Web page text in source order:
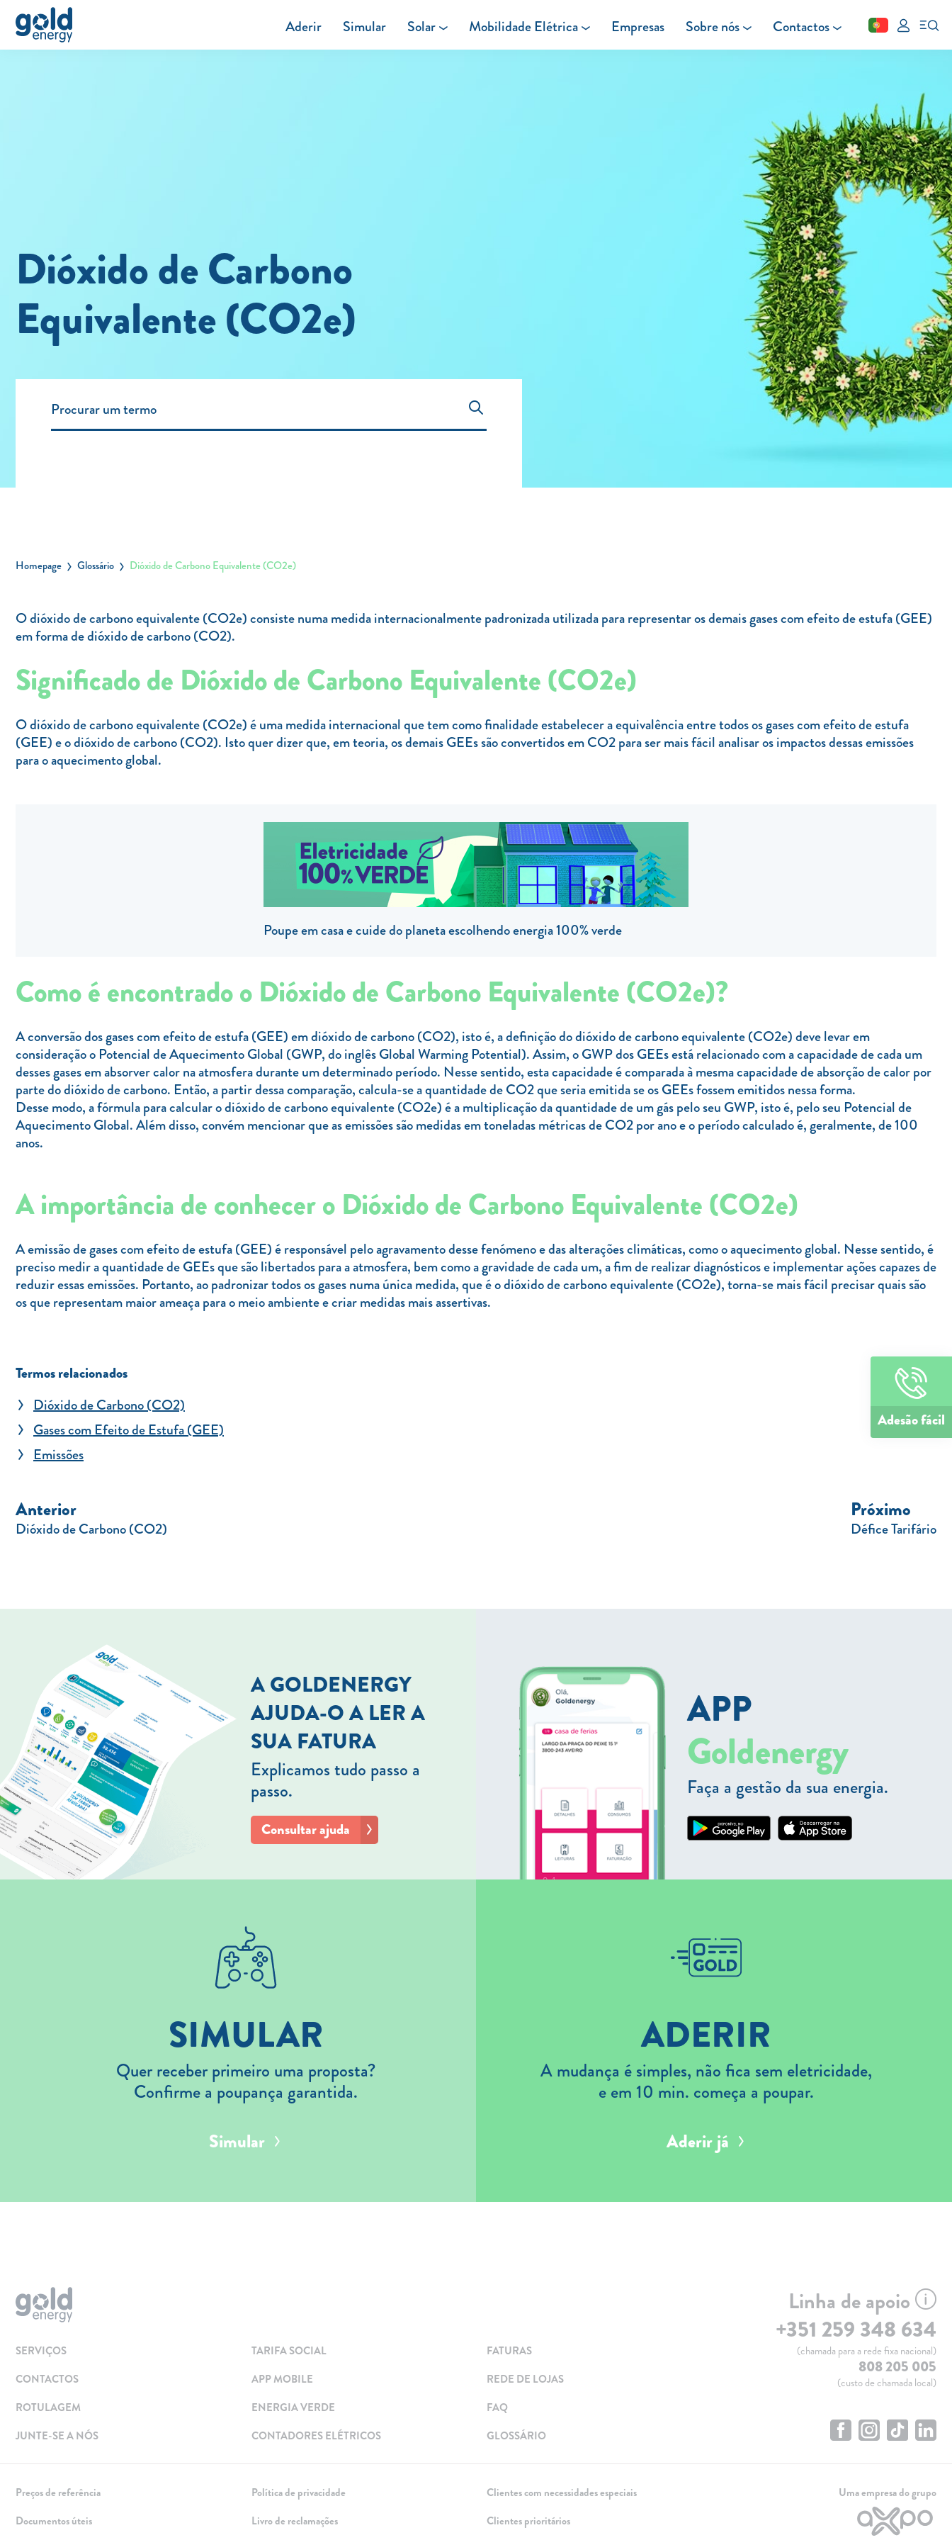
Aderir Simular Solar Mobilidade Elétrica Empresas Sobre nós Contactos
Simular
Solar
Painéis Solares
Excedentes de Produção
Energia verde
Mobilidade Elétrica
Carregar em Casa
Empresas
Rede de lojas
Fechar
Dióxido de Carbono
Equivalente (CO2e)
Homepage Glossário Dióxido de Carbono Equivalente (CO2e)
O dióxido de carbono equivalente (CO2e) consiste numa medida internacionalmente padronizada utilizada para representar os demais gases com efeito de estufa (GEE)
em forma de dióxido de carbono (CO2).
Significado de Dióxido de Carbono Equivalente (CO2e)
O dióxido de carbono equivalente (CO2e) é uma medida internacional que tem como finalidade estabelecer a equivalência entre todos os gases com efeito de estufa
(GEE) e o dióxido de carbono (CO2). Isto quer dizer que, em teoria, os demais GEEs são convertidos em CO2 para ser mais fácil analisar os impactos dessas emissões
para o aquecimento global.
Poupe em casa e cuide do planeta escolhendo energia 100% verde
Como é encontrado o Dióxido de Carbono Equivalente (CO2e)?
A conversão dos gases com efeito de estufa (GEE) em dióxido de carbono (CO2), isto é, a definição do dióxido de carbono equivalente (CO2e) deve levar em
consideração o Potencial de Aquecimento Global (GWP, do inglês Global Warming Potential). Assim, o GWP dos GEEs está relacionado com a capacidade de cada um
desses gases em absorver calor na atmosfera durante um determinado período. Nesse sentido, esta capacidade é comparada à mesma capacidade de absorção de calor por
parte do dióxido de carbono. Então, a partir dessa comparação, calcula-se a quantidade de CO2 que seria emitida se os GEEs fossem emitidos nessa forma.
Desse modo, a fórmula para calcular o dióxido de carbono equivalente (CO2e) é a multiplicação da quantidade de um gás pelo seu GWP, isto é, pelo seu Potencial de
Aquecimento Global. Além disso, convém mencionar que as emissões são medidas em toneladas métricas de CO2 por ano e o período calculado é, geralmente, de 100
anos.
A importância de conhecer o Dióxido de Carbono Equivalente (CO2e)
A emissão de gases com efeito de estufa (GEE) é responsável pelo agravamento desse fenómeno e das alterações climáticas, como o aquecimento global. Nesse sentido, é
preciso medir a quantidade de GEEs que são libertados para a atmosfera, bem como a gravidade de cada um, a fim de realizar diagnósticos e implementar ações capazes de
reduzir essas emissões. Portanto, ao padronizar todos os gases numa única medida, que é o dióxido de carbono equivalente (CO2e), torna-se mais fácil precisar quais são
os que representam maior ameaça para o meio ambiente e criar medidas mais assertivas.
Termos relacionados
Dióxido de Carbono (CO2)
Gases com Efeito de Estufa (GEE)
Emissões
Anterior
Dióxido de Carbono (CO2)
Próximo
Défice Tarifário
A GOLDENERGY
AJUDA-O A LER A
SUA FATURA
Explicamos tudo passo a
passo.
Consultar ajuda
APP
Goldenergy
Faça a gestão da sua energia.
SIMULAR
Quer receber primeiro uma proposta?
Confirme a poupança garantida.
Simular
ADERIR
A mudança é simples, não fica sem eletricidade,
e em 10 min. começa a poupar.
Aderir já
Adesão fácil
SERVIÇOS
CONTACTOS
ROTULAGEM
JUNTE-SE A NÓS
TARIFA SOCIAL
APP MOBILE
ENERGIA VERDE
CONTADORES ELÉTRICOS
FATURAS
REDE DE LOJAS
FAQ
GLOSSÁRIO
Linha de apoio
+351 259 348 634
(chamada para a rede fixa nacional)
808 205 005
(custo de chamada local)
Preços de referência
Documentos úteis
Política de privacidade
Livro de reclamações
Clientes com necessidades especiais
Clientes prioritários
Uma empresa do grupo